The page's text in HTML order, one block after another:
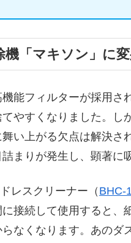
「マキソン」に
能フィルターが採用さ
やすくなりました。し
い上がる欠点は解決さ
まりが発生し、顕著に
レスクリーナー（ BHC-
接続して使用すると、
なくなります。あのダ